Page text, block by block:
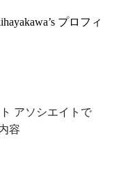
プロフィ
アソシエイトで
容